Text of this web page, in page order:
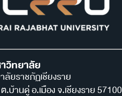
วิทยาลัย
ลัยราชภัฏเชียงราย
.บ้านดู่ อ.เมือง จ.เชียงราย 57100